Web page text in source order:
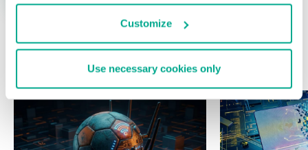
Customize
Use necessary cookies only
ÚLTIMAS PUBLICACIONES